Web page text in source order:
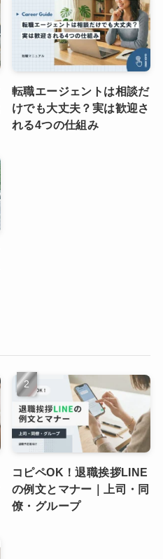
転職エージェントは相談だ
けでも大丈夫？実は歓迎さ
れる4つの仕組み
コピペOK！退職挨拶LINE
の例文とマナー｜上司・同
僚・グループ